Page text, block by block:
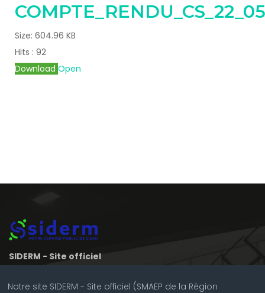
Size: 604.96 KB
Hits : 92
Download Open
SIDERM - Site officiel
72700 SPAY
Notre site SIDERM - Site officiel (SMAEP de la Région